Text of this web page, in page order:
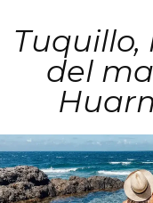
Tuquillo,
del